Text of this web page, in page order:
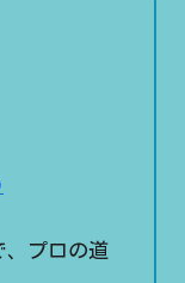
、プロの道